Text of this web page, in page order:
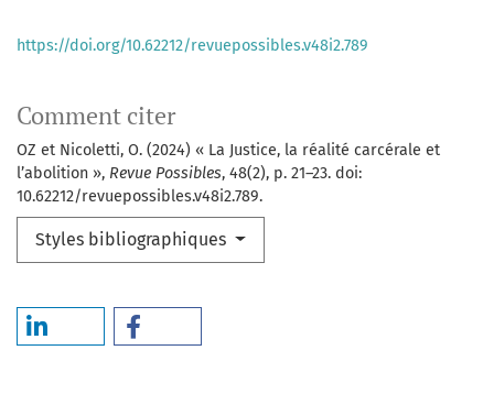
Comment citer
OZ et Nicoletti, O. (2024) « La Justice, la réalité carcérale et
l’abolition », Revue Possibles, 48(2), p. 21–23. doi:
10.62212/revuepossibles.v48i2.789.
Styles bibliographiques
https://doi.org/10.62212/revuepossibles.v48i2.789